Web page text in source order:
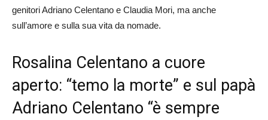
genitori Adriano Celentano e Claudia Mori, ma anche
sull’amore e sulla sua vita da nomade.
Rosalina Celentano a cuore
aperto: “temo la morte” e sul papà
Adriano Celentano “è sempre